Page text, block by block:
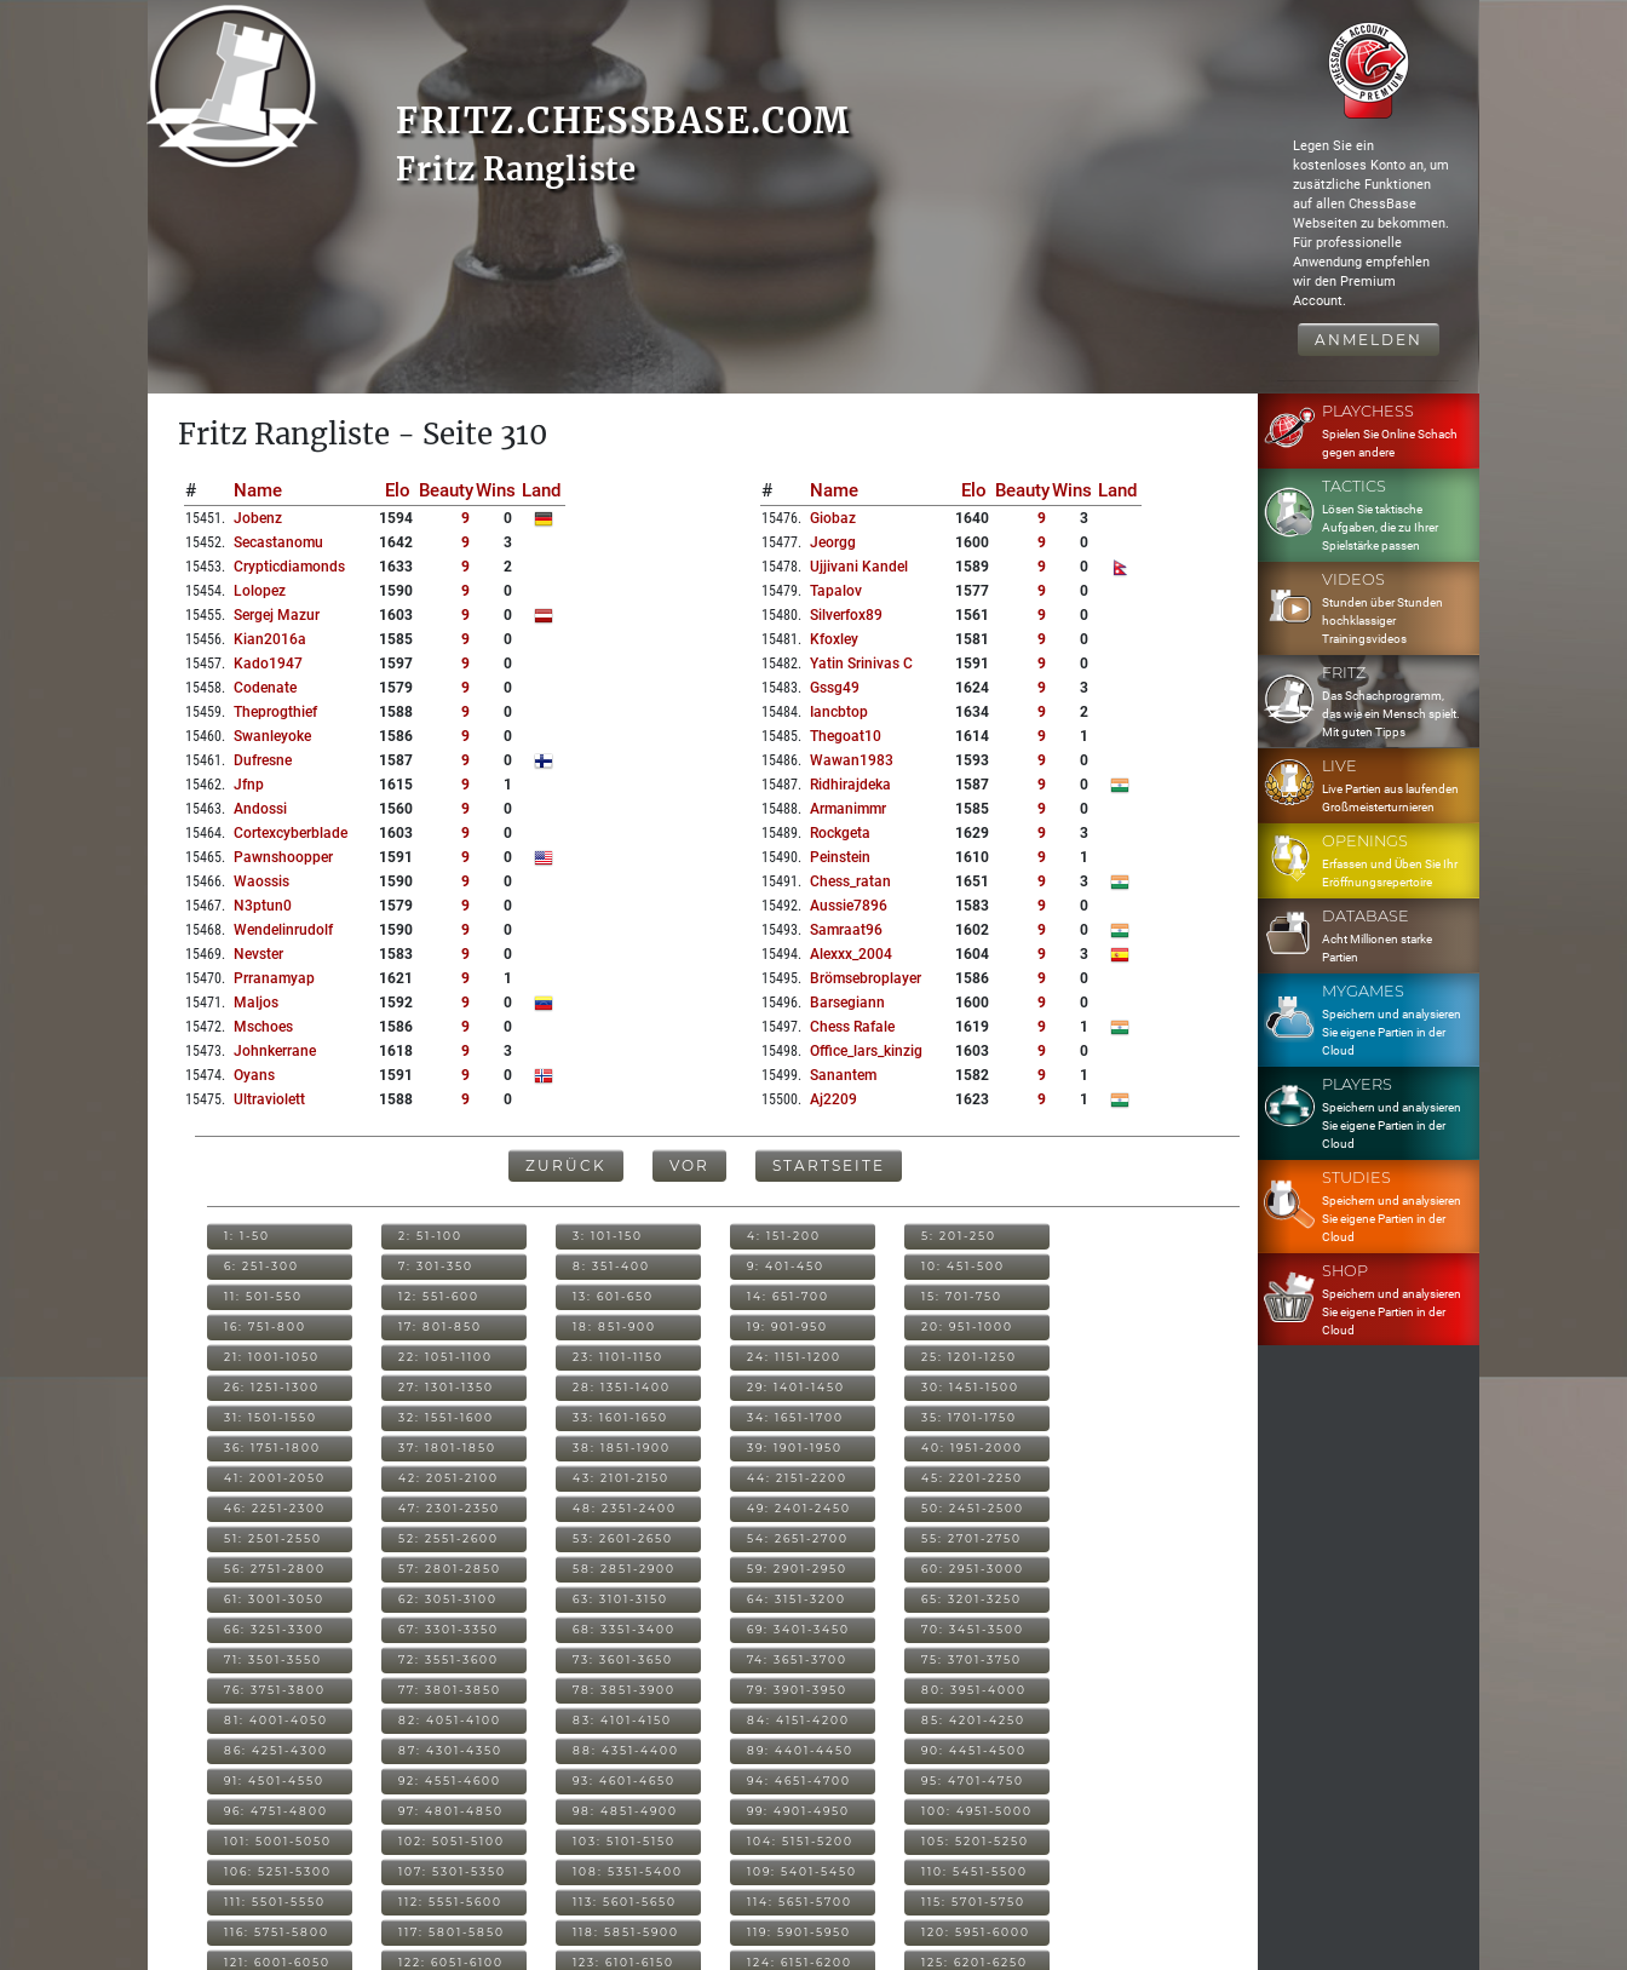
FRITZ.CHESSBASE.COM
Fritz Rangliste
Legen Sie ein
kostenloses Konto an, um
zusätzliche Funktionen
auf allen ChessBase
Webseiten zu bekommen.
Für professionelle
Anwendung empfehlen
wir den Premium
Account.
ANMELDEN
Fritz Rangliste - Seite 310
# Name Elo BeautyWins Land
15451 . Jobenz 1594 9
0
15452. Secastanomu 1642 9
3
15453. Crypticdiamonds 1633 9
2
15454. Lolopez 1590 9
0
15455. Sergej Mazur 1603 9
0
15456. Kian2016a 1585 9
0
15457. Kado1947 1597 9
0
15458. Codenate 1579 9
0
15459. Theprogthief 1588 9
0
15460. Swanleyoke 1586 9
0
15461 . Dufresne 1587 9
0
15462. Jfnp 1615 9
1
15463. Andossi 1560 9
0
15464. Cortexcyberblade 1603 9
0
15465. Pawnshoopper 1591 9
0
15466. Waossis 1590 9
0
15467. N3ptun0 1579 9
0
15468. Wendelinrudolf 1590 9
0
15469. Nevster 1583 9
0
15470. Prranamyap 1621 9
1
15471 . Maljos 1592 9
0
15472. Mschoes 1586 9
0
15473. Johnkerrane 1618 9
3
15474. Oyans 1591 9
0
15475. Ultraviolett 1588 9 0
# Name Elo BeautyWins Land
15476. Giobaz 1640 9
3
15477. Jeorgg 1600 9
0
15478. Ujjivani Kandel 1589 9
0
15479. Tapalov 1577 9
0
15480. Silverfox89 1561 9
0
15481 . Kfoxley 1581 9
0
15482. Yatin Srinivas C 1591 9
0
15483. Gssg49 1624 9
3
15484. Iancbtop 1634 9
2
15485. Thegoat10 1614 9
1
15486. Wawan1983 1593 9
0
15487. Ridhirajdeka 1587 9
0
15488. Armanimmr 1585 9
0
15489. Rockgeta 1629 9
3
15490. Peinstein 1610 9
1
15491 . Chess_ratan 1651 9
3
15492. Aussie7896 1583 9
0
15493. Samraat96 1602 9
0
15494. Alexxx_2004 1604 9
3
15495. Brömsebroplayer 1586 9
0
15496. Barsegiann 1600 9
0
15497. Chess Rafale 1619 9
1
15498. Office_lars_kinzig 1603 9
0
15499. Sanantem 1582 9
1
15500. Aj2209 1623 9 1
ZURÜCK VOR STARTSEITE
1: 1-50 2: 51-100 3: 101-150 4: 151-200 5: 201-250
6: 251-300 7: 301-350 8: 351-400 9: 401-450 10: 451-500
11: 501-550 12: 551-600 13: 601-650 14: 651-700 15: 701-750
16: 751-800 17: 801-850 18: 851-900 19: 901-950 20: 951-1000
21: 1001-1050 22: 1051-1100 23: 1101-1150 24: 1151-1200 25: 1201-1250
26: 1251-1300 27: 1301-1350 28: 1351-1400 29: 1401-1450 30: 1451-1500
31: 1501-1550 32: 1551-1600 33: 1601-1650 34: 1651-1700 35: 1701-1750
36: 1751-1800 37: 1801-1850 38: 1851-1900 39: 1901-1950 40: 1951-2000
41: 2001-2050 42: 2051-2100 43: 2101-2150 44: 2151-2200 45: 2201-2250
46: 2251-2300 47: 2301-2350 48: 2351-2400 49: 2401-2450 50: 2451-2500
51: 2501-2550 52: 2551-2600 53: 2601-2650 54: 2651-2700 55: 2701-2750
56: 2751-2800 57: 2801-2850 58: 2851-2900 59: 2901-2950 60: 2951-3000
61: 3001-3050 62: 3051-3100 63: 3101-3150 64: 3151-3200 65: 3201-3250
66: 3251-3300 67: 3301-3350 68: 3351-3400 69: 3401-3450 70: 3451-3500
71: 3501-3550 72: 3551-3600 73: 3601-3650 74: 3651-3700 75: 3701-3750
76: 3751-3800 77: 3801-3850 78: 3851-3900 79: 3901-3950 80: 3951-4000
81: 4001-4050 82: 4051-4100 83: 4101-4150 84: 4151-4200 85: 4201-4250
86: 4251-4300 87: 4301-4350 88: 4351-4400 89: 4401-4450 90: 4451-4500
91: 4501-4550 92: 4551-4600 93: 4601-4650 94: 4651-4700 95: 4701-4750
96: 4751-4800 97: 4801-4850 98: 4851-4900 99: 4901-4950 100: 4951-5000
101: 5001-5050 102: 5051-5100 103: 5101-5150 104: 5151-5200 105: 5201-5250
106: 5251-5300 107: 5301-5350 108: 5351-5400 109: 5401-5450 110: 5451-5500
111: 5501-5550 112: 5551-5600 113: 5601-5650 114: 5651-5700 115: 5701-5750
116: 5751-5800 117: 5801-5850 118: 5851-5900 119: 5901-5950 120: 5951-6000
121: 6001-6050 122: 6051-6100 123: 6101-6150 124: 6151-6200 125: 6201-6250
PLAYCHESS
Spielen Sie Online Schach
gegen andere
TACTICS
Lösen Sie taktische
Aufgaben, die zu Ihrer
Spielstärke passen
VIDEOS
Stunden über Stunden
hochklassiger
Trainingsvideos
FRITZ
Das Schachprogramm,
das wie ein Mensch spielt.
Mit guten Tipps
LIVE
Live Partien aus laufenden
Großmeisterturnieren
OPENINGS
Erfassen und Üben Sie Ihr
Eröffnungsrepertoire
DATABASE
Acht Millionen starke
Partien
MYGAMES
Speichern und analysieren
Sie eigene Partien in der
Cloud
PLAYERS
Speichern und analysieren
Sie eigene Partien in der
Cloud
STUDIES
Speichern und analysieren
Sie eigene Partien in der
Cloud
SHOP
Speichern und analysieren
Sie eigene Partien in der
Cloud